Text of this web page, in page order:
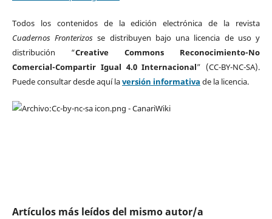
Todos los contenidos de la edición electrónica de la revista
Cuadernos Fronterizos se distribuyen bajo una licencia de uso y
distribución “Creative Commons Reconocimiento-No
Comercial-Compartir Igual 4.0 Internacional” (CC-BY-NC-SA).
Puede consultar desde aquí laversión informativa de la licencia.
Artículos más leídos del mismo autor/a